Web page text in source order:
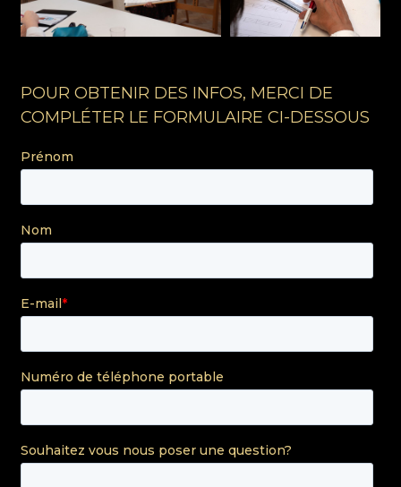
POUR OBTENIR DES INFOS, MERCI DE
COMPLÉTER LE FORMULAIRE CI-DESSOUS